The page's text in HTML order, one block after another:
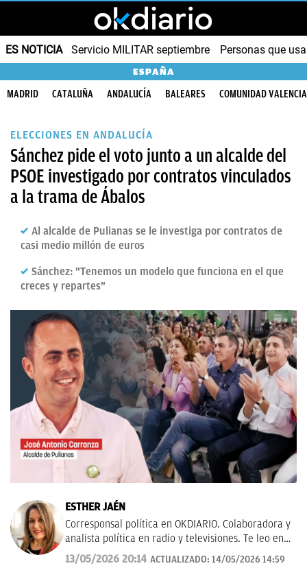
ES NOTICIA Servicio MILITAR septiembre Personas que
ESPAÑA
MADRID CATALUÑA ANDALUCÍA BALEARES COMUNIDAD
ELECCIONES EN ANDALUCÍA
Sánchez pide el voto junto a un alcalde del
PSOE investigado por contratos vinculados
a la trama de Ábalos
Al alcalde de Pulianas se le investiga por contratos de
casi medio millón de euros
Sánchez: "Tenemos un modelo que funciona en el que
creces y repartes"
ESTHER JAÉN
Corresponsal política en OKDIARIO. Colaboradora y
analista política en radio y televisiones. Te leo en
esther.jaen@okdiario.com
13/05/2026 20:14 ACTUALIZADO: 14/05/2026 14:59